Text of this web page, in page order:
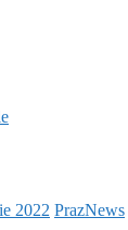
2022 PrazNews